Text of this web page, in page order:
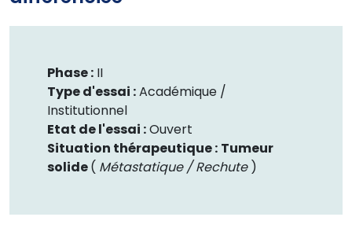
Phase : II
Type d'essai :Académique /
Institutionnel
Etat de l'essai :Ouvert
Situation thérapeutique : Tumeur
solide( Métastatique / Rechute)